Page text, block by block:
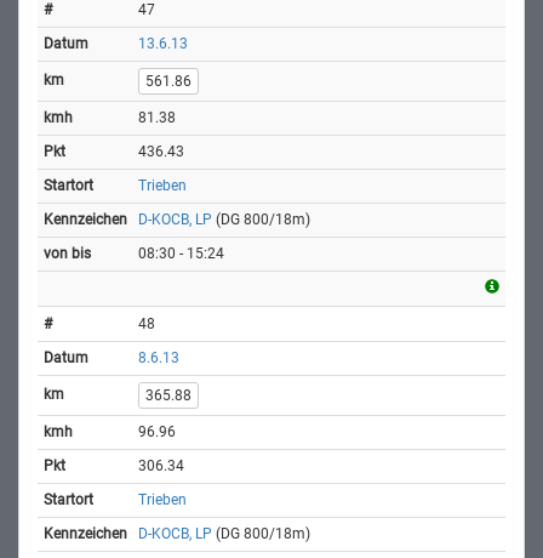
47
13.6.13
561.86
81.38
436.43
Trieben
D-KOCB, LP (DG 800/18m)
08:30 - 15:24
48
8.6.13
365.88
96.96
306.34
Trieben
D-KOCB, LP (DG 800/18m)